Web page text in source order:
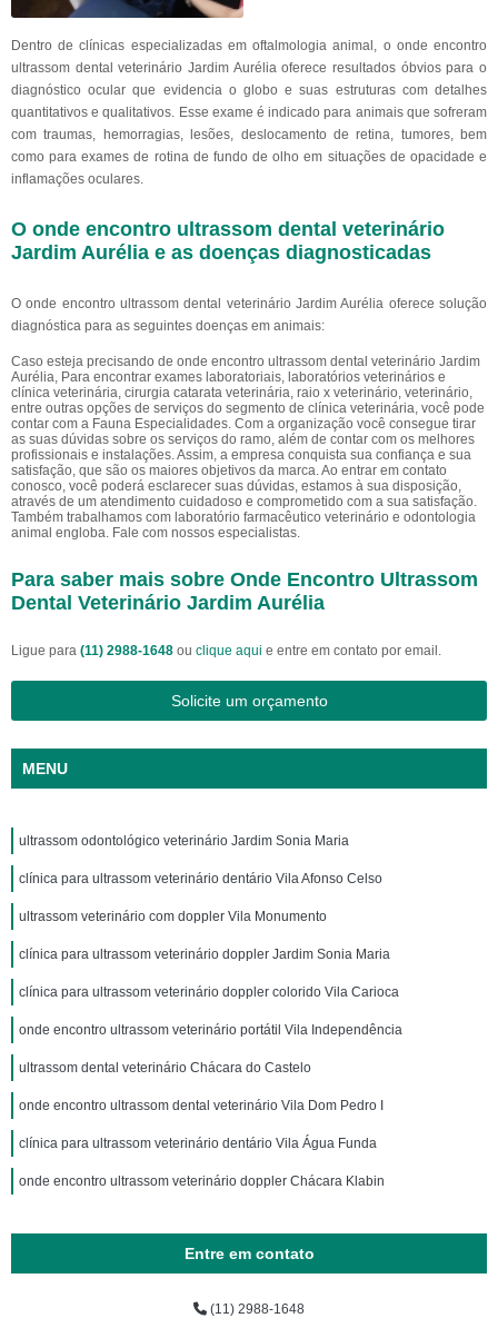
Dentro de clínicas especializadas em oftalmologia animal, o onde encontro
ultrassom dental veterinário Jardim Aurélia oferece resultados óbvios para o
diagnóstico ocular que evidencia o globo e suas estruturas com detalhes
quantitativos e qualitativos. Esse exame é indicado para animais que sofreram
com traumas, hemorragias, lesões, deslocamento de retina, tumores, bem
como para exames de rotina de fundo de olho em situações de opacidade e
inflamações oculares.
O onde encontro ultrassom dental veterinário
Jardim Aurélia e as doenças diagnosticadas
O onde encontro ultrassom dental veterinário Jardim Aurélia oferece solução
diagnóstica para as seguintes doenças em animais:
Caso esteja precisando de onde encontro ultrassom dental veterinário Jardim
Aurélia, Para encontrar exames laboratoriais, laboratórios veterinários e
clínica veterinária, cirurgia catarata veterinária, raio x veterinário, veterinário,
entre outras opções de serviços do segmento de clínica veterinária, você pode
contar com a Fauna Especialidades. Com a organização você consegue tirar
as suas dúvidas sobre os serviços do ramo, além de contar com os melhores
profissionais e instalações. Assim, a empresa conquista sua confiança e sua
satisfação, que são os maiores objetivos da marca. Ao entrar em contato
conosco, você poderá esclarecer suas dúvidas, estamos à sua disposição,
através de um atendimento cuidadoso e comprometido com a sua satisfação.
Também trabalhamos com laboratório farmacêutico veterinário e odontologia
animal engloba. Fale com nossos especialistas.
Para saber mais sobre Onde Encontro Ultrassom
Dental Veterinário Jardim Aurélia
Ligue para (11) 2988-1648 ou clique aqui e entre em contato por email.
Solicite um orçamento
MENU
ultrassom odontológico veterinário Jardim Sonia Maria
clínica para ultrassom veterinário dentário Vila Afonso Celso
ultrassom veterinário com doppler Vila Monumento
clínica para ultrassom veterinário doppler Jardim Sonia Maria
clínica para ultrassom veterinário doppler colorido Vila Carioca
onde encontro ultrassom veterinário portátil Vila Independência
ultrassom dental veterinário Chácara do Castelo
onde encontro ultrassom dental veterinário Vila Dom Pedro I
clínica para ultrassom veterinário dentário Vila Água Funda
onde encontro ultrassom veterinário doppler Chácara Klabin
Entre em contato
(11) 2988-1648